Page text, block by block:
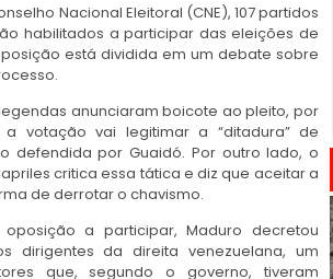
Nacional Eleitoral (CNE), 107 partidos
habilitados a participar das eleições de
está dividida em um debate sobre
anunciaram boicote ao pleito, por
votação vai legitimar a “ditadura” de
defendida por Guaidó. Por outro lado, o
critica essa tática e diz que aceitar a
de derrotar o chavismo.
a participar, Maduro decretou
dirigentes da direita venezuelana, um
que, segundo o governo, tiveram